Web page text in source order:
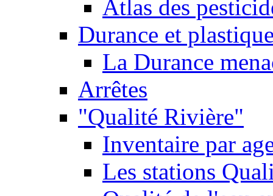
Atlas des
Durance et
La Durance
Arrêtes
"Qualité Rivière"
Inventaire par
Les stations